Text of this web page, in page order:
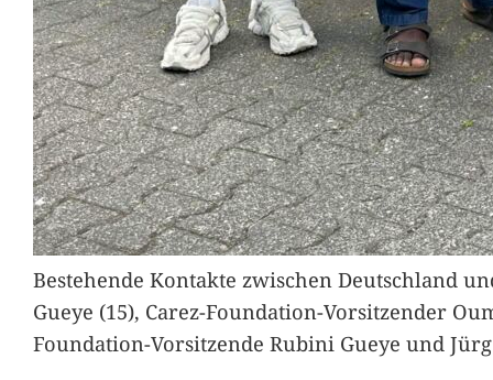
Bestehende Kontakte zwischen Deutschland
Gueye (15), Carez-Foundation-Vorsitzender
Foundation-Vorsitzende Rubini Gueye und